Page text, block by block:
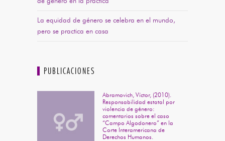
La equidad de género se celebra en el mundo,
pero se practica en casa
PUBLICACIONES
Abramovich, Víctor, (2010).
Responsabilidad estatal por
violencia de género:
comentarios sobre el caso
“Campo Algodonero” en la
Corte Interamericana de
Derechos Humanos.